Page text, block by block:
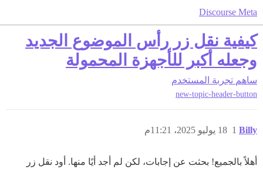
Discourse Meta
كيفية نقل زر رأس الموضوع الجديد
وجعله أكبر للأجهزة المحمولة
ساهم تجربة المستخدم
new-topic-header-button
Billy 18 يوليو 2025، 11:21م 1
أهلاً بالجميع! بحثت عن إجابات، لكن لم أجد أيًا منها. أود نقل زر